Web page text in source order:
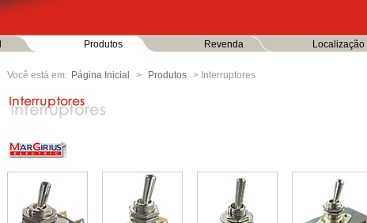
Produtos Revenda Localização
Você está em: Página Inicial > Produtos > Interruptores